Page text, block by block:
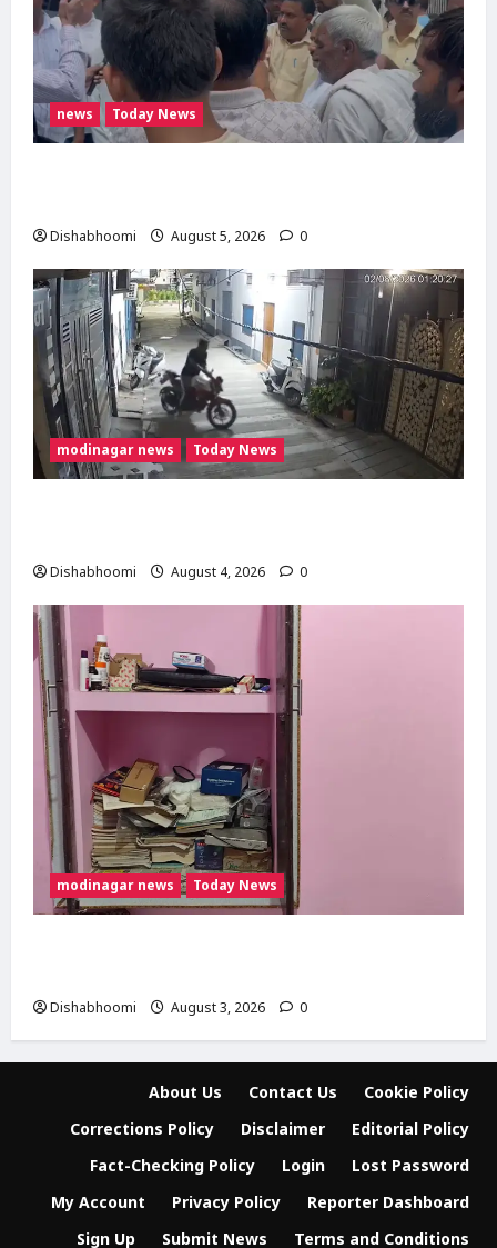
news Today News
Dishabhoomi August 5, 2026 0
modinagar news Today News
Dishabhoomi August 4, 2026 0
modinagar news Today News
Dishabhoomi August 3, 2026 0
About Us Contact Us
Cookie Policy
Corrections Policy
Disclaimer
Editorial Policy
Fact-Checking Policy
Login
Lost Password
My Account
Privacy Policy
Reporter Dashboard
Sign Up
Submit News
Terms and Conditions